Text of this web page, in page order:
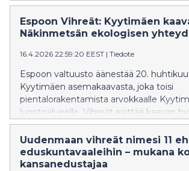
luopuu tehtävistään Espoon liikunta- ja
hyvinvointilautakunnan
Uudenmaan yksilöasioiden jaoston
Espoon Vihreät: Kyytimäen
Näkinmetsän ekologisen
16.4.2026 22:59:20 EEST | Tiedote
Espoon valtuusto äänestää 20.
Kyytimäen asemakaavasta, joka toisi
pientalorakentamista arvokkaalle
luontoalueelle. Vihreät esittää kaavan
Uudenmaan vihreät nimesi 11
eduskuntavaaleihin – mukana
kansanedustajaa